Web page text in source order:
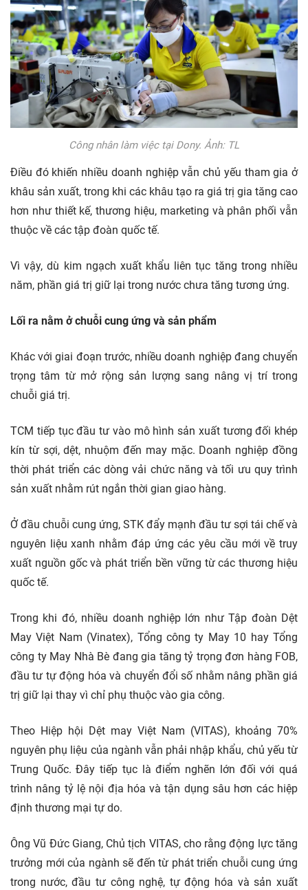
Công nhân làm việc tại Dony. Ảnh: TL
Điều đó khiến nhiều doanh nghiệp vẫn chủ yếu tham gia ở
khâu sản xuất, trong khi các khâu tạo ra giá trị gia tăng cao
hơn như thiết kế, thương hiệu, marketing và phân phối vẫn
thuộc về các tập đoàn quốc tế.
Vì vậy, dù kim ngạch xuất khẩu liên tục tăng trong nhiều
năm, phần giá trị giữ lại trong nước chưa tăng tương ứng.
Lối ra nằm ở chuỗi cung ứng và sản phẩm
Khác với giai đoạn trước, nhiều doanh nghiệp đang chuyển
trọng tâm từ mở rộng sản lượng sang nâng vị trí trong
chuỗi giá trị.
TCM tiếp tục đầu tư vào mô hình sản xuất tương đối khép
kín từ sợi, dệt, nhuộm đến may mặc. Doanh nghiệp đồng
thời phát triển các dòng vải chức năng và tối ưu quy trình
sản xuất nhằm rút ngắn thời gian giao hàng.
Ở đầu chuỗi cung ứng, STK đẩy mạnh đầu tư sợi tái chế và
nguyên liệu xanh nhằm đáp ứng các yêu cầu mới về truy
xuất nguồn gốc và phát triển bền vững từ các thương hiệu
quốc tế.
Trong khi đó, nhiều doanh nghiệp lớn như Tập đoàn Dệt
May Việt Nam (Vinatex), Tổng công ty May 10 hay Tổng
công ty May Nhà Bè đang gia tăng tỷ trọng đơn hàng FOB,
đầu tư tự động hóa và chuyển đổi số nhằm nâng phần giá
trị giữ lại thay vì chỉ phụ thuộc vào gia công.
Theo Hiệp hội Dệt may Việt Nam (VITAS), khoảng 70%
nguyên phụ liệu của ngành vẫn phải nhập khẩu, chủ yếu từ
Trung Quốc. Đây tiếp tục là điểm nghẽn lớn đối với quá
trình nâng tỷ lệ nội địa hóa và tận dụng sâu hơn các hiệp
định thương mại tự do.
Ông Vũ Đức Giang, Chủ tịch VITAS, cho rằng động lực tăng
trưởng mới của ngành sẽ đến từ phát triển chuỗi cung ứng
trong nước, đầu tư công nghệ, tự động hóa và sản xuất